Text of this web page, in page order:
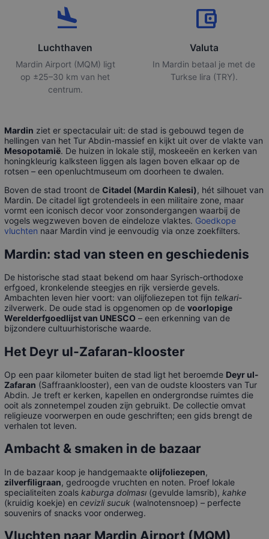
flight_land
Luchthaven
Mardin Airport (MQM) ligt
op ±25–30 km van het
centrum.
account_balance_wallet
Valuta
In Mardin betaal je met de
Turkse lira (TRY).
Mardin ziet er spectaculair uit: de stad is gebouwd tegen de
hellingen van het Tur Abdin-massief en kijkt uit over de vlakte van
Mesopotamië. De huizen in lokale stijl, moskeeën en kerken van
honingkleurig kalksteen liggen als lagen boven elkaar op de
rotsen – een openluchtmuseum om doorheen te dwalen.
Boven de stad troont de Citadel (Mardin Kalesi), hét silhouet van
Mardin. De citadel ligt grotendeels in een militaire zone, maar
vormt een iconisch decor voor zonsondergangen waarbij de
vogels wegzweven boven de eindeloze vlaktes. Goedkope
vluchten naar Mardin vind je eenvoudig via onze zoekfilters.
Mardin: stad van steen en geschiedenis
De historische stad staat bekend om haar Syrisch-orthodoxe
erfgoed, kronkelende steegjes en rijk versierde gevels.
Ambachten leven hier voort: van olijfoliezepen tot fijn telkari-
zilverwerk. De oude stad is opgenomen op de voorlopige
Werelderfgoedlijst van UNESCO – een erkenning van de
bijzondere cultuurhistorische waarde.
Het Deyr ul-Zafaran-klooster
Op een paar kilometer buiten de stad ligt het beroemde Deyr ul-
Zafaran (Saffraanklooster), een van de oudste kloosters van Tur
Abdin. Je treft er kerken, kapellen en ondergrondse ruimtes die
ooit als zonnetempel zouden zijn gebruikt. De collectie omvat
religieuze voorwerpen en oude geschriften; een gids brengt de
verhalen tot leven.
Ambacht & smaken in de bazaar
In de bazaar koop je handgemaakte olijfoliezepen,
zilverfiligraan, gedroogde vruchten en noten. Proef lokale
specialiteiten zoals kaburga dolması (gevulde lamsrib), kahke
(kruidig koekje) en cevizli sucuk (walnotensnoep) – perfecte
souvenirs of snacks voor onderweg.
Vluchten naar Mardin Airport (MQM)